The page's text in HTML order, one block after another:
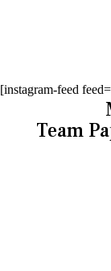
[instagram-feed
Team